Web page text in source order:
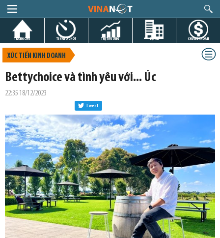
TRANG CHỦ TIN GIỜ CHÓT THỊ TRƯỜNG DỰ ÁN CHỨNG KHOÁN
XÚC TIẾN KINH DOANH
Bettychoice và tình yêu với... Úc
22:35 18/12/2023
Tweet